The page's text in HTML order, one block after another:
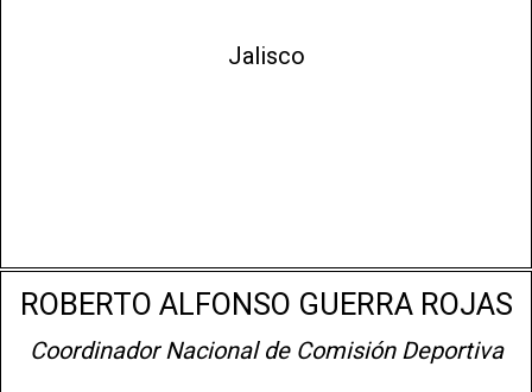
Jalisco
ROBERTO ALFONSO GUERRA ROJAS
Coordinador Nacional de Comisión Deportiva